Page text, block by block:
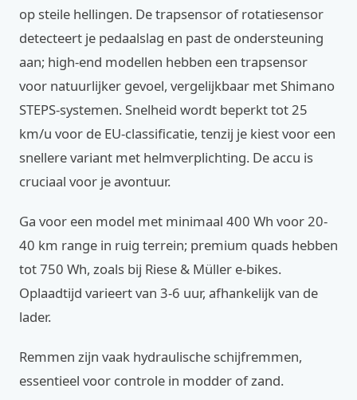
op steile hellingen. De trapsensor of rotatiesensor
detecteert je pedaalslag en past de ondersteuning
aan; high-end modellen hebben een trapsensor
voor natuurlijker gevoel, vergelijkbaar met Shimano
STEPS-systemen. Snelheid wordt beperkt tot 25
km/u voor de EU-classificatie, tenzij je kiest voor een
snellere variant met helmverplichting. De accu is
cruciaal voor je avontuur.
Ga voor een model met minimaal 400 Wh voor 20-
40 km range in ruig terrein; premium quads hebben
tot 750 Wh, zoals bij Riese & Müller e-bikes.
Oplaadtijd varieert van 3-6 uur, afhankelijk van de
lader.
Remmen zijn vaak hydraulische schijfremmen,
essentieel voor controle in modder of zand.